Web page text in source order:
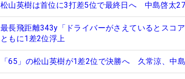
松山英樹は首位に3打差5位で最終日へ 中島啓太
最長飛距離343y「ドライバーがさえているとスコ
ともに1差2位浮上
「65」の松山英樹が1差2位で決勝へ 久常涼、中